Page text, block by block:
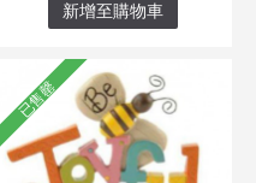
新增至購物車
已售罄